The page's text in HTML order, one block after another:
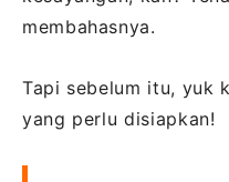
membahasnya.
Tapi sebelum itu, yuk
yang perlu disiapkan!